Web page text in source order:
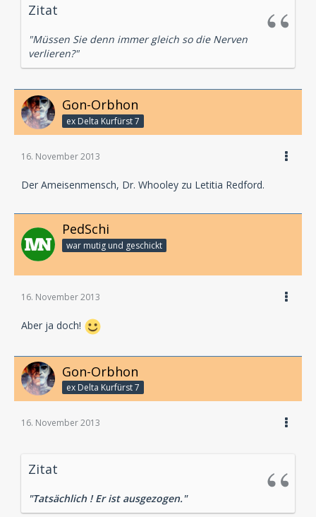
Zitat
"Müssen Sie denn immer gleich so die Nerven
verlieren?"
Gon-Orbhon
ex Delta Kurfürst 7
16. November 2013
Der Ameisenmensch, Dr. Whooley zu Letitia Redford.
PedSchi
war mutig und geschickt
16. November 2013
Aber ja doch!
Gon-Orbhon
ex Delta Kurfürst 7
16. November 2013
Zitat
"Tatsächlich ! Er ist ausgezogen."